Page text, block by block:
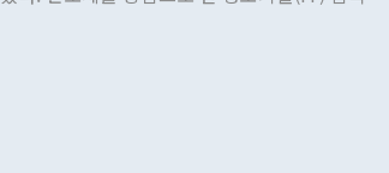
월권을 제어해야 한다는 목소리도 높아지고 있